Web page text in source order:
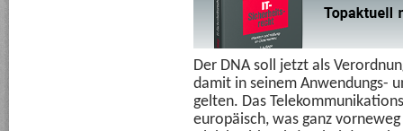
Der DNA soll jetzt als
damit in seinem Anwendungs-
gelten. Das
europäisch, was ganz